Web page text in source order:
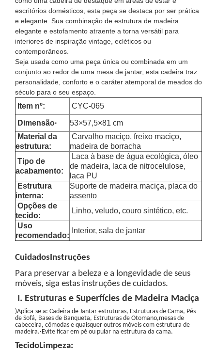
escritórios domésticos, esta peça se destaca por ser prática
e elegante. Sua combinação de estrutura de madeira
elegante e estofamento atraente a torna versátil para
interiores de inspiração vintage, ecléticos ou
contemporâneos.
Seja usada como uma peça única ou combinada em um
conjunto ao redor de uma mesa de jantar, esta cadeira traz
personalidade, conforto e o caráter atemporal de meados do
século para o seu espaço.
Item nº: CYC-065
Dimensão·
53×57,5×81 cm
Material da
estrutura:
Carvalho maciço, freixo maciço,
madeira de borracha
Tipo de
acabamento:
Laca à base de água ecológica, óleo
de madeira, laca de nitrocelulose,
laca PU
Estrutura
interna:
Suporte de madeira maciça, placa do
assento
Opções de
tecido:
Linho, veludo, couro sintético, etc.
Uso
recomendado:
Interior, sala de jantar
CuidadosInstruções
Para preservar a beleza e a longevidade de seus
móveis, siga estas instruções de cuidados.
I. Estruturas e Superfícies de Madeira Maciça
)Aplica-se a: Cadeira de Jantar estruturas, Estruturas de Cama, Pés
de Sofá, Bases de Banqueta, Estruturas de Otomano,mesas de
cabeceira, cômodas e quaisquer outros móveis com estrutura de
madeira.·Evite ficar em pé ou pular na estrutura da cama.
TecidoLimpeza: